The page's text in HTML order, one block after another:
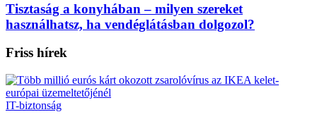
Tisztaság a konyhában – milyen szereket
használhatsz, ha vendéglátásban dolgozol?
Friss hírek
IT-biztonság